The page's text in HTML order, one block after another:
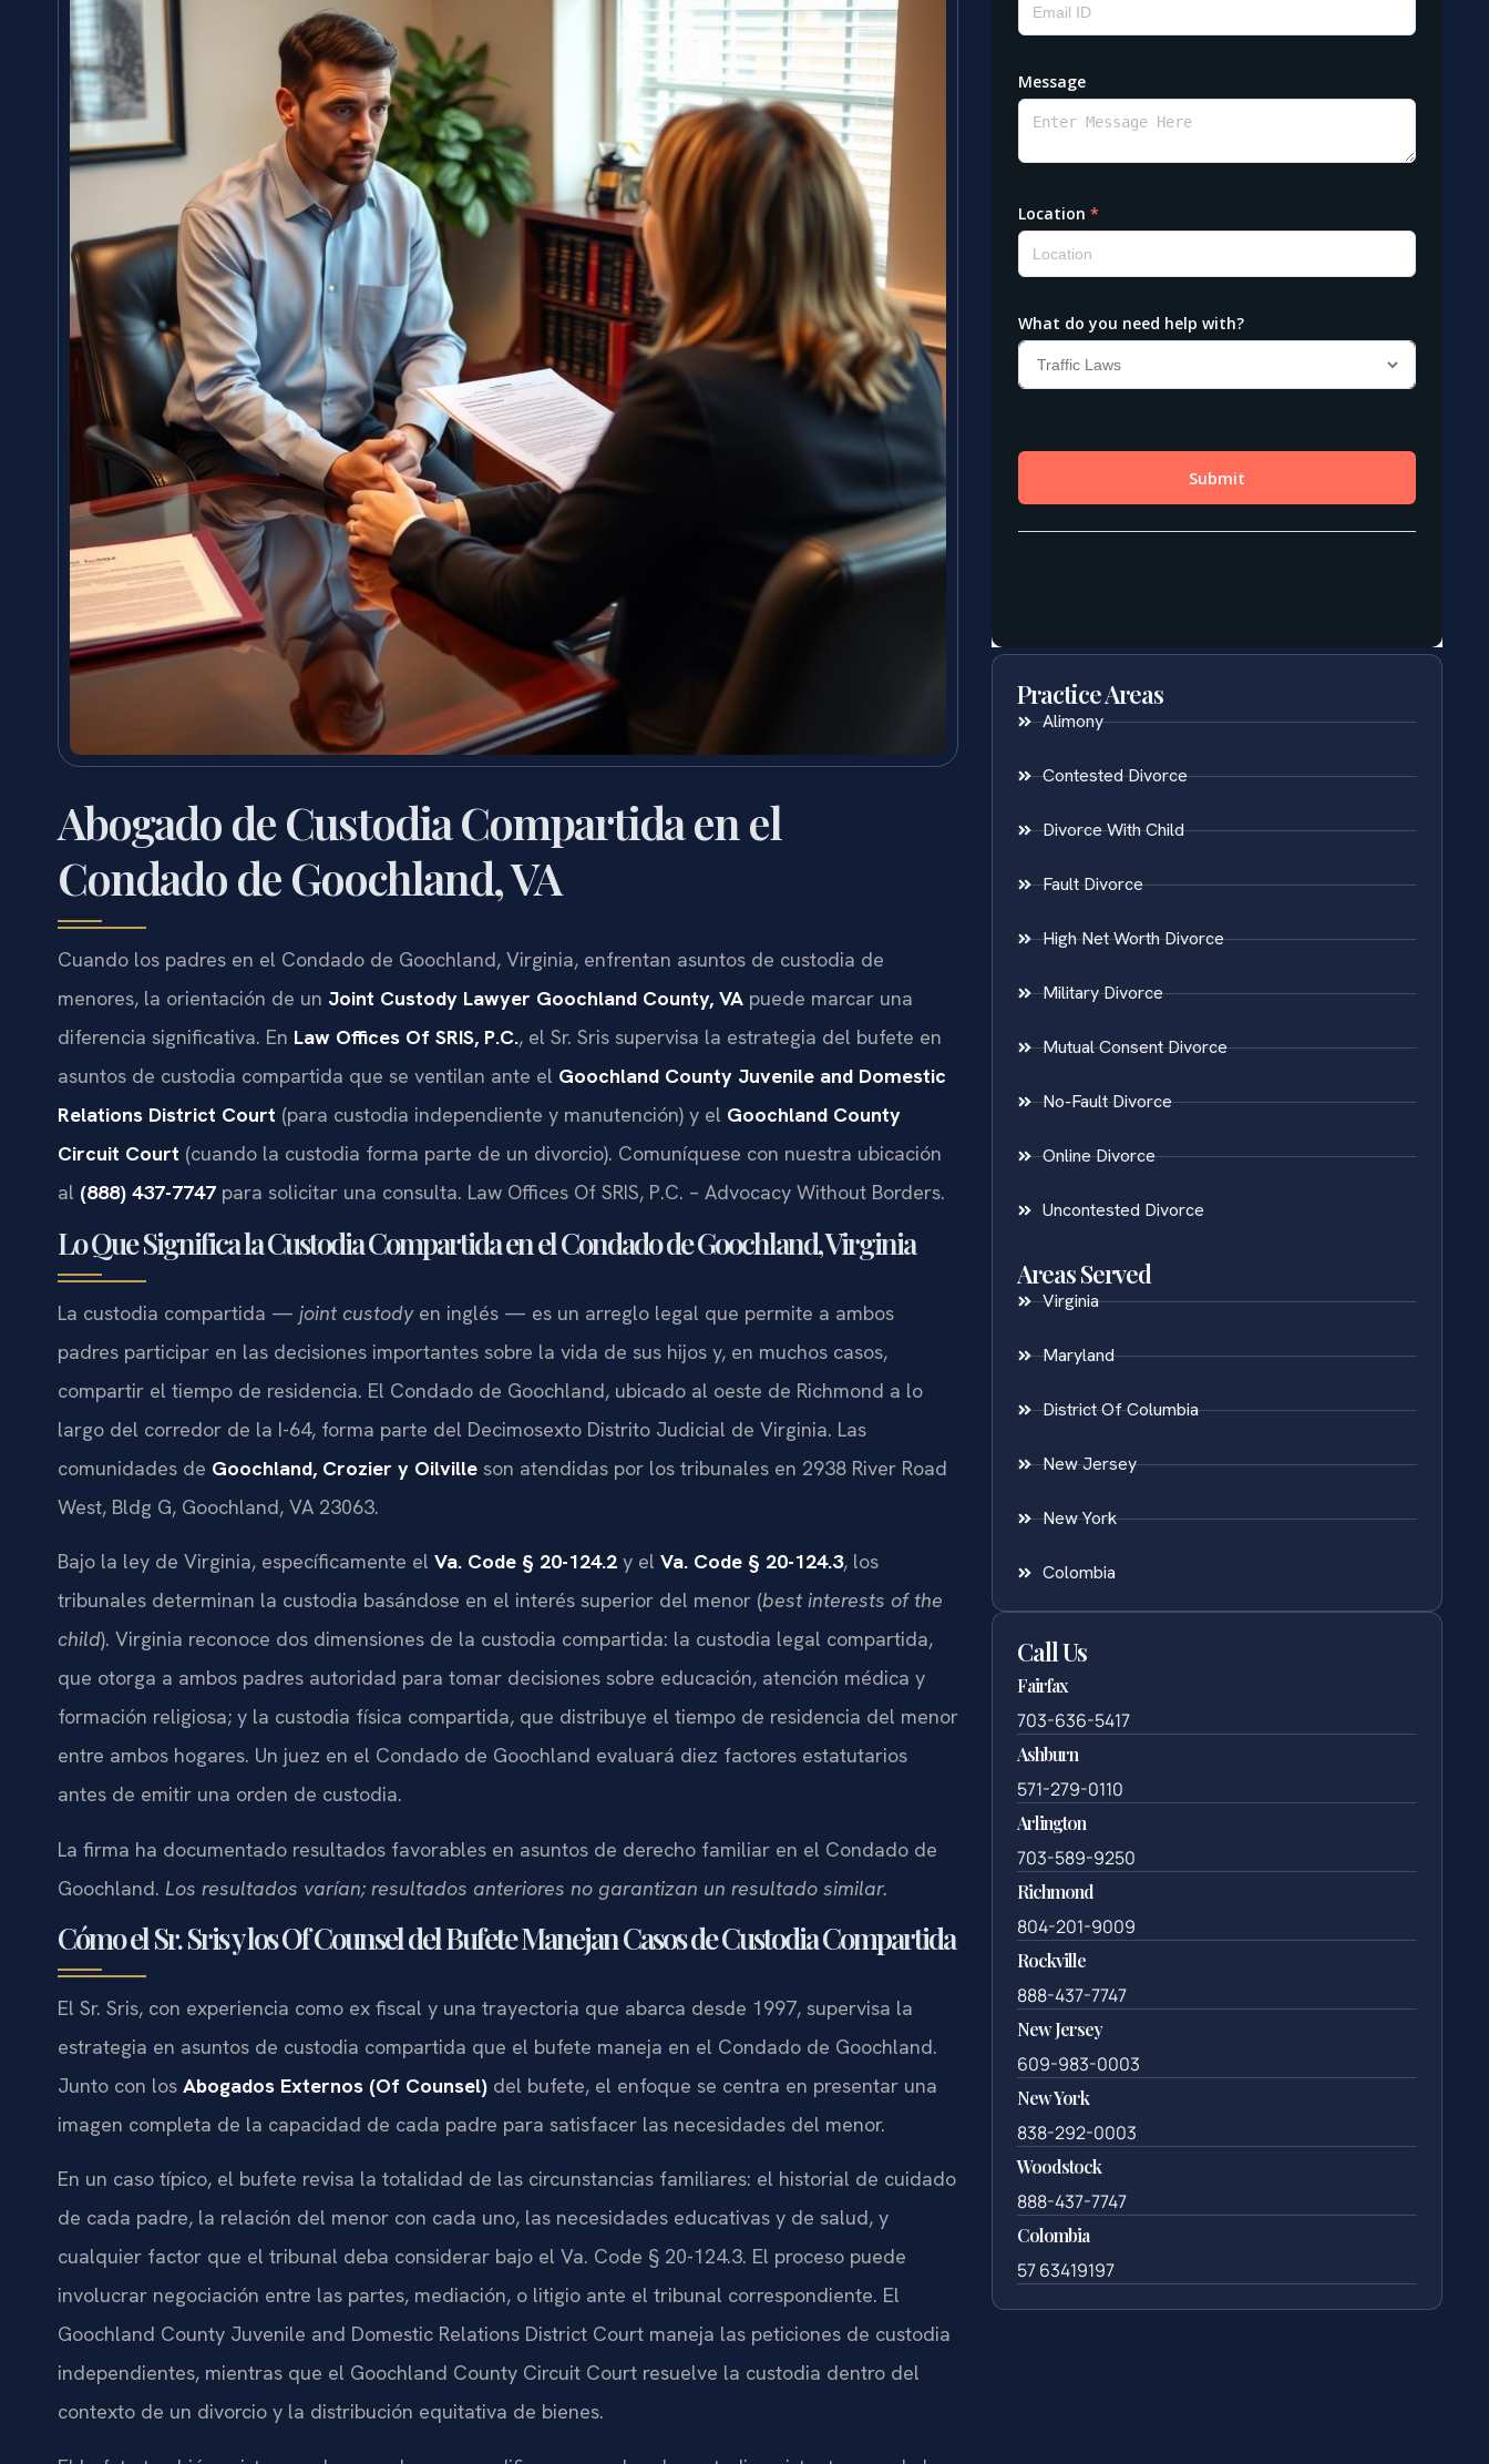
Abogado de Custodia Compartida en el
Condado de Goochland, VA
Cuando los padres en el Condado de Goochland, Virginia, enfrentan asuntos de custodia de
menores, la orientación de un Joint Custody Lawyer Goochland County, VA puede marcar una
diferencia significativa. En Law Offices Of SRIS, P.C., el Sr. Sris supervisa la estrategia del bufete en
asuntos de custodia compartida que se ventilan ante el Goochland County Juvenile and Domestic
Relations District Court (para custodia independiente y manutención) y el Goochland County
Circuit Court (cuando la custodia forma parte de un divorcio). Comuníquese con nuestra ubicación
al (888) 437-7747 para solicitar una consulta. Law Offices Of SRIS, P.C. – Advocacy Without Borders.
Lo Que Significa la Custodia Compartida en el Condado de Goochland, Virginia
La custodia compartida — joint custodyen inglés — es un arreglo legal que permite a ambos
padres participar en las decisiones importantes sobre la vida de sus hijos y, en muchos casos,
compartir el tiempo de residencia. El Condado de Goochland, ubicado al oeste de Richmond a lo
largo del corredor de la I-64, forma parte del Decimosexto Distrito Judicial de Virginia. Las
comunidades de Goochland, Crozier y Oilville son atendidas por los tribunales en 2938 River Road
West, Bldg G, Goochland, VA 23063.
Bajo la ley de Virginia, específicamente el Va. Code § 20-124.2 y el Va. Code § 20-124.3, los
tribunales determinan la custodia basándose en el interés superior del menor (best interests of the
child). Virginia reconoce dos dimensiones de la custodia compartida: la custodia legal compartida,
que otorga a ambos padres autoridad para tomar decisiones sobre educación, atención médica y
formación religiosa; y la custodia física compartida, que distribuye el tiempo de residencia del menor
entre ambos hogares. Un juez en el Condado de Goochland evaluará diez factores estatutarios
antes de emitir una orden de custodia.
La firma ha documentado resultados favorables en asuntos de derecho familiar en el Condado de
Goochland. Los resultados varían; resultados anteriores no garantizan un resultado similar.
Cómo el Sr. Sris y los Of Counsel del Bufete Manejan Casos de Custodia Compartida
El Sr. Sris, con experiencia como ex fiscal y una trayectoria que abarca desde 1997, supervisa la
estrategia en asuntos de custodia compartida que el bufete maneja en el Condado de Goochland.
Junto con los Abogados Externos (Of Counsel) del bufete, el enfoque se centra en presentar una
imagen completa de la capacidad de cada padre para satisfacer las necesidades del menor.
En un caso típico, el bufete revisa la totalidad de las circunstancias familiares: el historial de cuidado
de cada padre, la relación del menor con cada uno, las necesidades educativas y de salud, y
cualquier factor que el tribunal deba considerar bajo el Va. Code § 20-124.3. El proceso puede
involucrar negociación entre las partes, mediación, o litigio ante el tribunal correspondiente. El
Goochland County Juvenile and Domestic Relations District Court maneja las peticiones de custodia
independientes, mientras que el Goochland County Circuit Court resuelve la custodia dentro del
contexto de un divorcio y la distribución equitativa de bienes.
Practice Areas
Alimony
Contested Divorce
Divorce With Child
Fault Divorce
High Net Worth Divorce
Military Divorce
Mutual Consent Divorce
No-Fault Divorce
Online Divorce
Uncontested Divorce
Areas Served
Virginia
Maryland
District Of Columbia
New Jersey
New York
Colombia
Call Us
Fairfax
703-636-5417
Ashburn
571-279-0110
Arlington
703-589-9250
Richmond
804-201-9009
Rockville
888-437-7747
New Jersey
609-983-0003
New York
838-292-0003
Woodstock
888-437-7747
Colombia
57 63419197